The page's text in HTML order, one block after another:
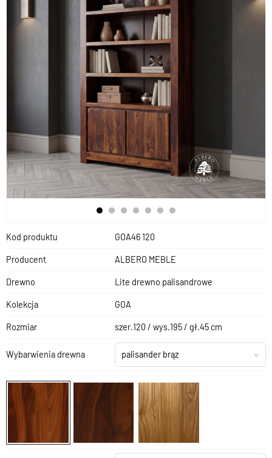
Kod produktu GOA46 120
Producent ALBERO MEBLE
Drewno Lite drewno palisandrowe
Kolekcja GOA
Rozmiar szer.120 / wys.195 / gł.45 cm
Wybarwienia drewna palisander brąz